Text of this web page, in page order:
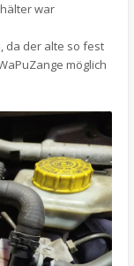
war
da der alte so fest
möglich